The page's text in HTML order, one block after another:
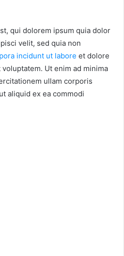
qui dolorem ipsum quia dolor
velit, sed quia non
incidunt ut labore et dolore
Ut enim ad minima
ullam corporis
aliquid ex ea commodi